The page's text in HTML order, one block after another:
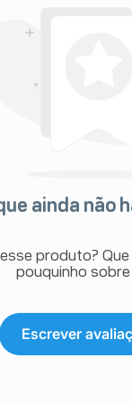
ainda não
produto?
pouquinho sobre
Escrever